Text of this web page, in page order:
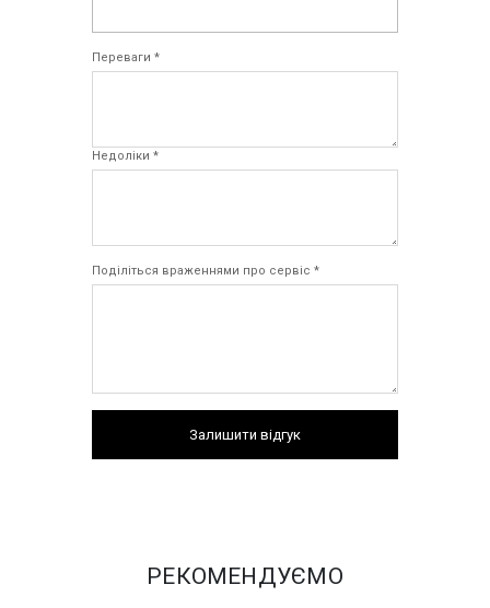
Переваги *
Недоліки *
Поділіться враженнями про сервіс *
Залишити відгук
РЕКОМЕНДУЄМО